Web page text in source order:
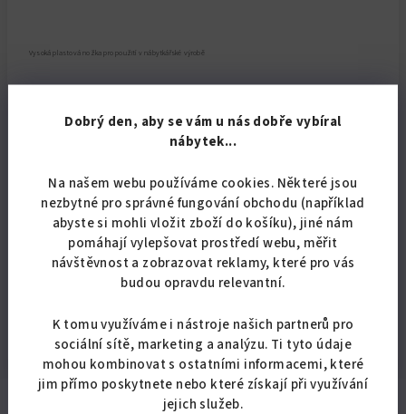
Dobrý den, aby se vám u nás dobře vybíral
nábytek...
Na našem webu používáme cookies. Některé jsou
nezbytné pro správné fungování obchodu (například
abyste si mohli vložit zboží do košíku), jiné nám
pomáhají vylepšovat prostředí webu, měřit
návštěvnost a zobrazovat reklamy, které pro vás
budou opravdu relevantní.
K tomu využíváme i nástroje našich partnerů pro
sociální sítě, marketing a analýzu. Ti tyto údaje
mohou kombinovat s ostatními informacemi, které
jim přímo poskytnete nebo které získají při využívání
jejich služeb.
Vysoká plastová nožka pro použití v nábytkářské výrobě
SEDMIČKA
, každý SEDMÝ VÝROBEK ZA POUHOU 1,- Kč.
Při odběru nad 10.000,- Kč nebo při pravidelných větších
Doplňkové parametry
Nábytkové kování
Hmotnost: 0.1 kg